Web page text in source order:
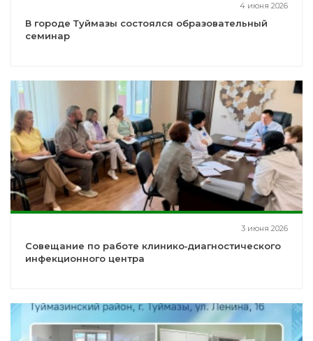
4 июня 2026
В городе Туймазы состоялся образовательный
семинар
3 июня 2026
Совещание по работе клинико‑диагностического
инфекционного центра